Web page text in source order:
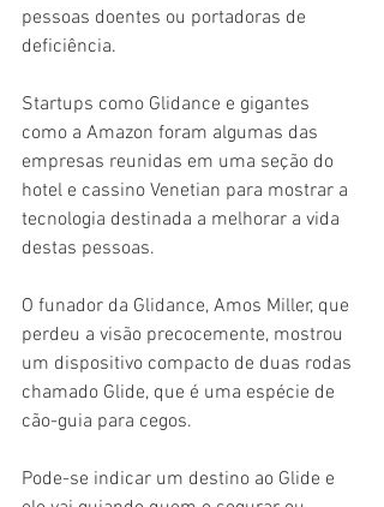
pessoas doentes ou portadoras de
deficiência.
Startups como Glidance e gigantes
como a Amazon foram algumas das
empresas reunidas em uma seção do
hotel e cassino Venetian para mostrar a
tecnologia destinada a melhorar a vida
destas pessoas.
O funador da Glidance, Amos Miller, que
perdeu a visão precocemente, mostrou
um dispositivo compacto de duas rodas
chamado Glide, que é uma espécie de
cão-guia para cegos.
Pode-se indicar um destino ao Glide e